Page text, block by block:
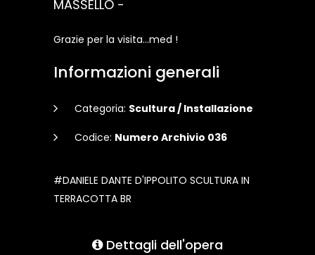
MASSELLO -
Grazie per la visita...med !
Informazioni generali
Categoria: Scultura / Installazione
Codice: Numero Archivio 036
#DANIELE DANTE D'IPPOLITO SCULTURA IN
TERRACOTTA BR
Dettagli dell'opera